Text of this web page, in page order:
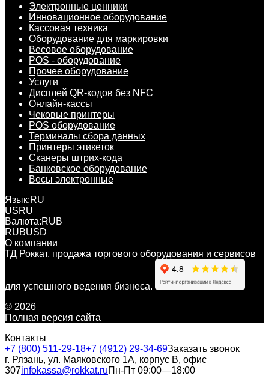
Электронные ценники
Инновационное оборудование
Кассовая техника
Оборудование для маркировки
Весовое оборудование
POS - оборудование
Прочее оборудование
Услуги
Дисплей QR-кодов без NFC
Онлайн-кассы
Чековые принтеры
POS оборудование
Терминалы сбора данных
Принтеры этикеток
Сканеры штрих-кода
Банковское оборудование
Весы электронные
Язык:RU
USRU
Валюта:RUB
RUBUSD
О компании
ТД Роккат, продажа торгового оборудования и сервисов
для успешного ведения бизнеса.
© 2026
Полная версия сайта
Контакты
+7 (800) 511-29-18+7 (4912) 29-34-69Заказать звонок
г. Рязань, ул. Маяковского 1А, корпус B, офис
307infokassa@rokkat.ruПн-Пт 09:00—18:00